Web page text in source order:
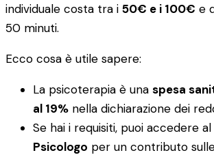
individuale costa tra i 50€ e i 100€ e
50 minuti.
Ecco cosa è utile sapere:
La psicoterapia è una spesa
al 19% nella dichiarazione dei
Se hai i requisiti, puoi accedere al
Psicologo per un contributo